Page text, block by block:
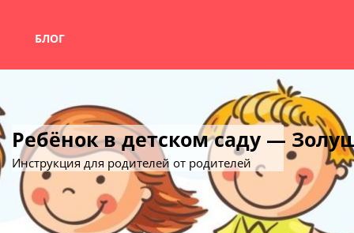
БЛОГ
Ребёнок в детском саду —
Инструкция для родителей от родителей